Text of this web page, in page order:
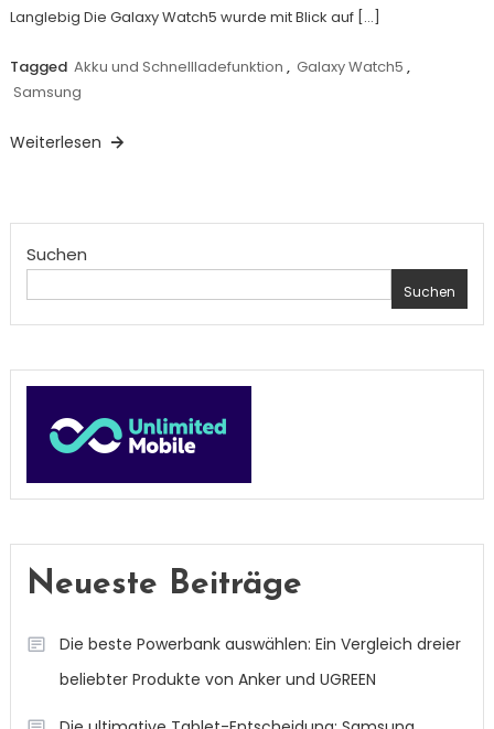
Langlebig Die Galaxy Watch5 wurde mit Blick auf […]
Tagged Akku und Schnellladefunktion , Galaxy Watch5 ,
Samsung
Weiterlesen
Suchen
Suchen
Neueste Beiträge
Die beste Powerbank auswählen: Ein Vergleich dreier
beliebter Produkte von Anker und UGREEN